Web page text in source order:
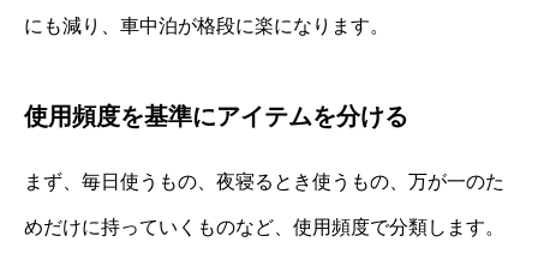
にも減り、車中泊が格段に楽になります。
使用頻度を基準にアイテムを分ける
まず、毎日使うもの、夜寝るとき使うもの、万が一のた
めだけに持っていくものなど、使用頻度で分類します。